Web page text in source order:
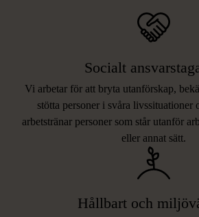
Socialt
Vi arbetar för att bryta utanförskap,
stötta personer i svåra livssituationer
arbetstränar personer som står utanför
eller annat sätt.
Hållbart och